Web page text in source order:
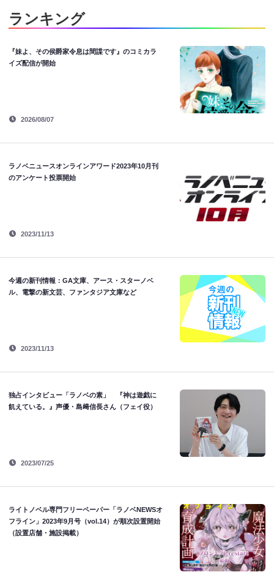
ランキング
『妹よ、その侯爵家令息は間諜です』のコミカラ
イズ配信が開始
2026/08/07
ラノベニュースオンラインアワード2023年10月刊
のアンケート投票開始
2023/11/13
今週の新刊情報：GA文庫、アース・スターノベ
ル、電撃の新文芸、ファンタジア文庫など
2023/11/13
独占インタビュー「ラノベの素」 『神は遊戯に
飢えている。』声優・島﨑信長さん（フェイ役）
2023/07/25
ライトノベル専門フリーペーパー「ラノベNEWSオ
フライン」2023年9月号（vol.14）が順次設置開始
（設置店舗・施設掲載）